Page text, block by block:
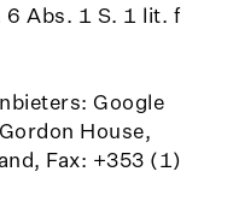
Abs. 1 S. 1 lit. f
Google
House,
Fax: +353 (1)